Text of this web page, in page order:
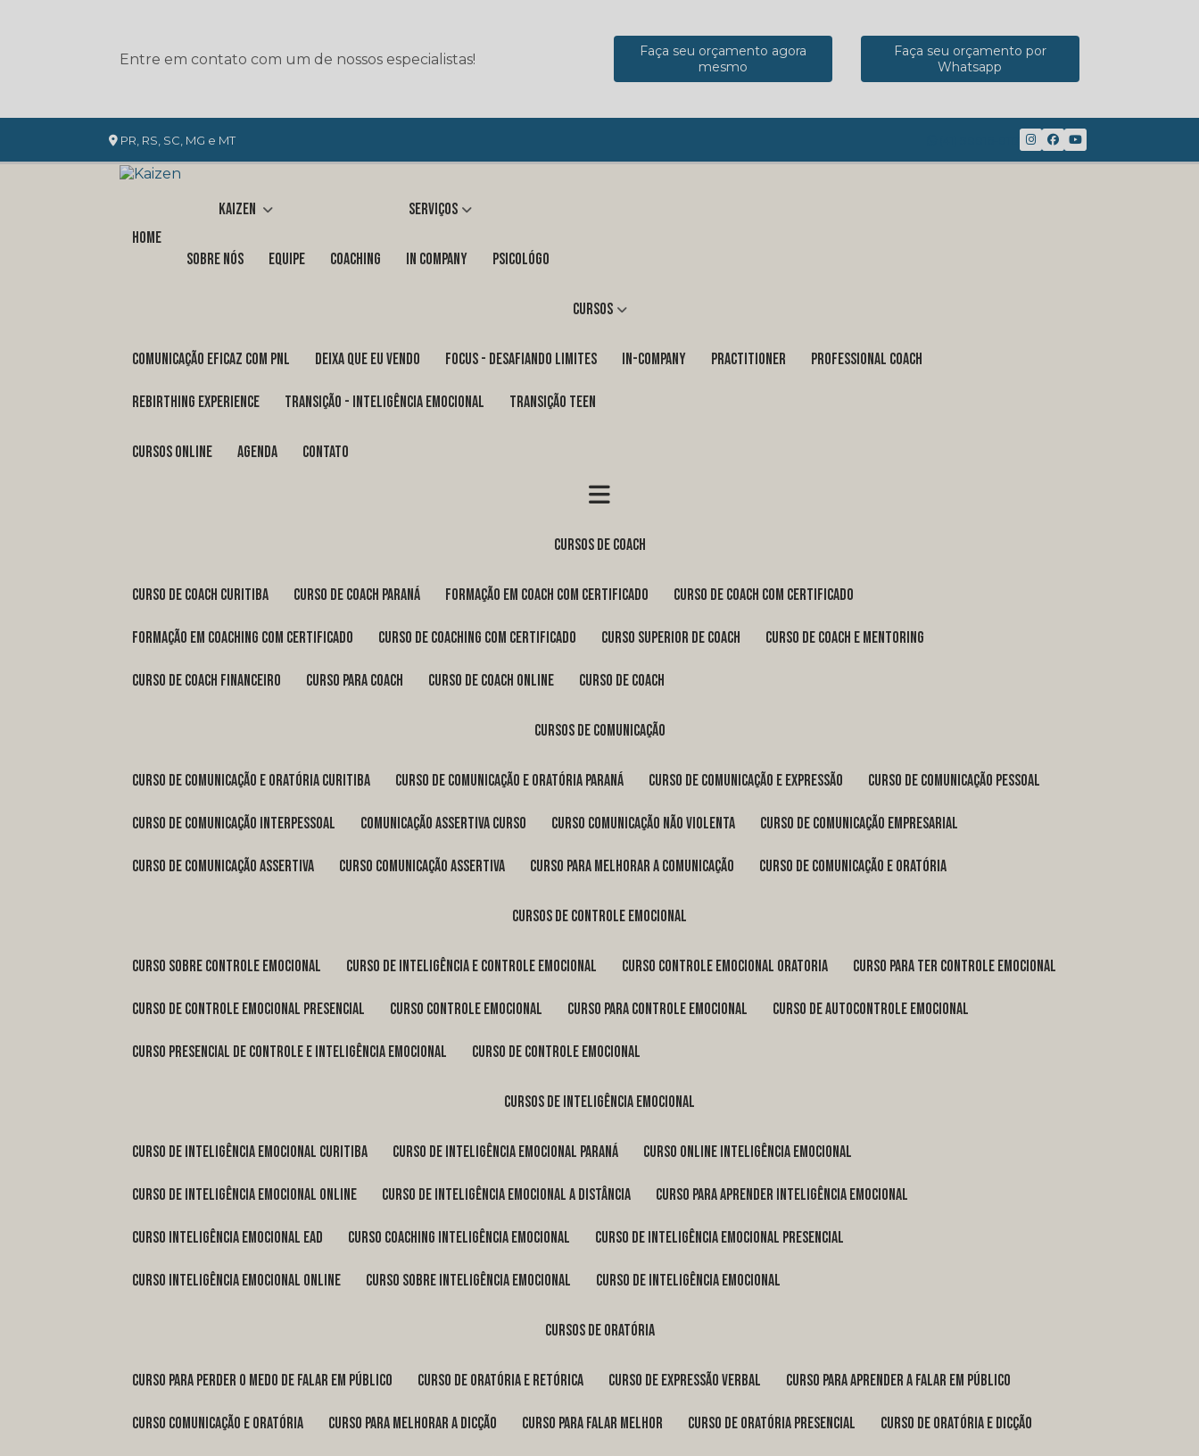
Entre em contato com um de nossos especialistas!
Faça seu orçamento agora
mesmo
Faça seu orçamento por
Whatsapp
PR, RS, SC, MG e MT
Home
Kaizen
Sobre nós Equipe
Serviços
Coaching in company Psicológo
Cursos
COMUNICAÇÃO EFICAZ COM PNL DEIXA QUE EU VENDO FOCUS - DESAFIANDO LIMITES In-Company PRACTITIONER PROFESSIONAL COACH
REBIRTHING EXPERIENCE TRANSIÇÃO - INTELIGÊNCIA EMOCIONAL TRANSIÇÃO TEEN
Cursos Online Agenda Contato
cursos de coach
curso de coach Curitiba curso de coach Paraná formação em coach com certificado curso de coach com certificado
formação em coaching com certificado curso de coaching com certificado curso superior de coach curso de coach e mentoring
curso de coach financeiro curso para coach curso de coach online curso de coach
cursos de comunicação
curso de comunicação e oratória Curitiba curso de comunicação e oratória Paraná curso de comunicação e expressão curso de comunicação pessoal
curso de comunicação interpessoal comunicação assertiva curso curso comunicação não violenta curso de comunicação empresarial
curso de comunicação assertiva curso comunicação assertiva curso para melhorar a comunicação curso de comunicação e oratória
cursos de controle emocional
curso sobre controle emocional curso de inteligência e controle emocional curso controle emocional oratoria curso para ter controle emocional
curso de controle emocional presencial curso controle emocional curso para controle emocional curso de autocontrole emocional
curso presencial de controle e inteligência emocional curso de controle emocional
cursos de inteligência emocional
curso de inteligência emocional Curitiba curso de inteligência emocional Paraná curso online inteligência emocional
curso de inteligência emocional online curso de inteligência emocional a distância curso para aprender inteligência emocional
curso inteligência emocional ead curso coaching inteligência emocional curso de inteligência emocional presencial
curso inteligência emocional online curso sobre inteligência emocional curso de inteligência emocional
cursos de oratória
curso para perder o medo de falar em público curso de oratória e retórica curso de expressão verbal curso para aprender a falar em público
curso comunicação e oratória curso para melhorar a dicção curso para falar melhor curso de oratória presencial curso de oratória e dicção